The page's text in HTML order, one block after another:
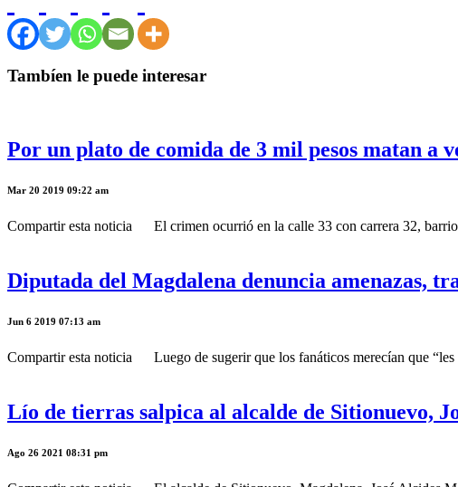
Tambíen le puede interesar
Por un plato de comida de 3 mil pesos matan a
Mar 20 2019 09:22 am
Compartir esta noticia El crimen ocurrió en la calle 33 con carrera 32, barrio
Diputada del Magdalena denuncia amenazas,
Jun 6 2019 07:13 am
Compartir esta noticia Luego de sugerir que los fanáticos merecían que “les
Lío de tierras salpica al alcalde de Sitionuevo,
Ago 26 2021 08:31 pm